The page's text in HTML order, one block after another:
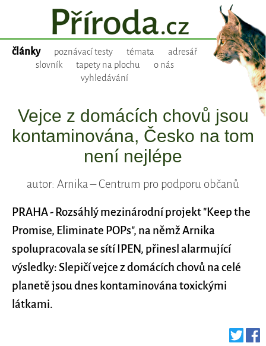
články poznávací testy témata
adresář
slovník
tapety na plochu
o nás
vyhledávání
Vejce z domácích chovů jsou
kontaminována, Česko na tom
není nejlépe
autor: Arnika – Centrum pro podporu občanů
PRAHA - Rozsáhlý mezinárodní projekt "Keep the
Promise, Eliminate POPs", na němž Arnika
spolupracovala se sítí IPEN, přinesl alarmující
výsledky: Slepičí vejce z domácích chovů na celé
planetě jsou dnes kontaminována toxickými
látkami.